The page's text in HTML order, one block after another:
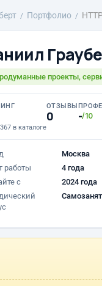
Портфолио
проекты,
в каталоге
ОТЗЫВЫ
0 -/10
Москва
работы
4 года
с
2024 года